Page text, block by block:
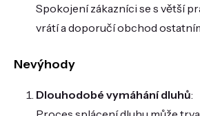
Spokojení zákazníci se s větší
vrátí a doporučí obchod
Nevýhody
Dlouhodobé vymáhání dluhů: